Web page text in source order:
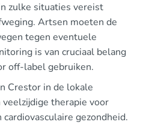
zulke situaties vereist
Artsen moeten de
tegen eventuele
is van cruciaal belang
off-label gebruiken.
Crestor in de lokale
therapie voor
gezondheid.